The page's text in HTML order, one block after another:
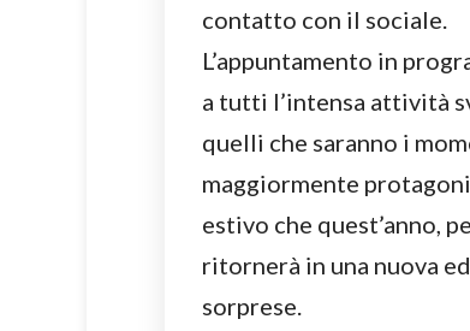
contatto con il sociale.
L’appuntamento in
a tutti l’intensa attività
quelli che saranno i
maggiormente
estivo che quest’anno,
ritornerà in una nuova
sorprese.